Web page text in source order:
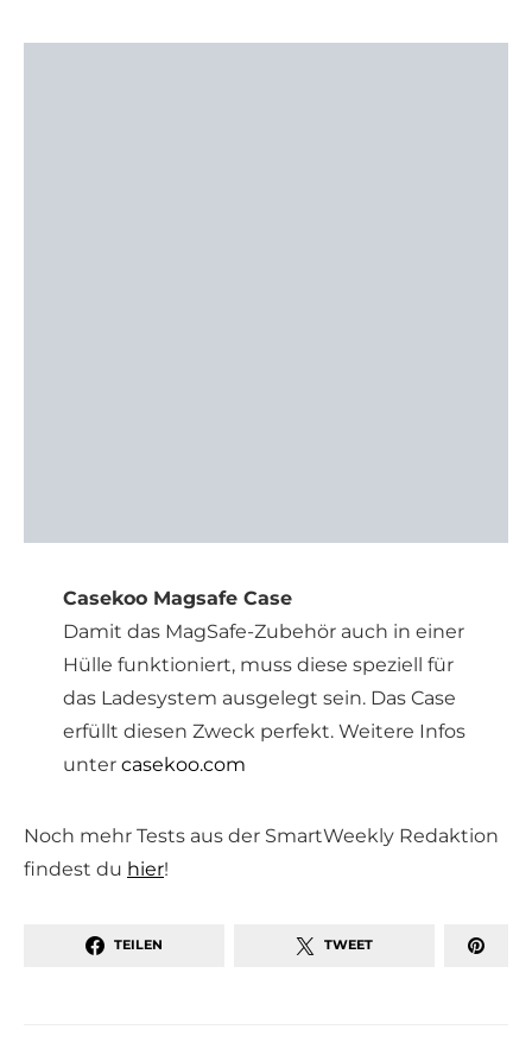
Casekoo Magsafe Case
Damit das MagSafe-Zubehör auch in einer
Hülle funktioniert, muss diese speziell für
das Ladesystem ausgelegt sein. Das Case
erfüllt diesen Zweck perfekt. Weitere Infos
unter casekoo.com
Noch mehr Tests aus der SmartWeekly Redaktion
findest du hier!
TEILEN TWEET